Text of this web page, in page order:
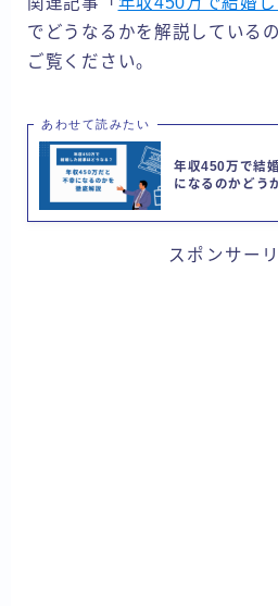
でどうなるかを解説している
ご覧ください。
あわせて読みたい
年収450万で結
になるのかどう
スポンサー